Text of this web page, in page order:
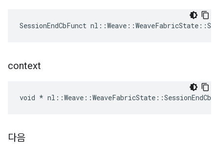
SessionEndCbFunct
context
void *
다음